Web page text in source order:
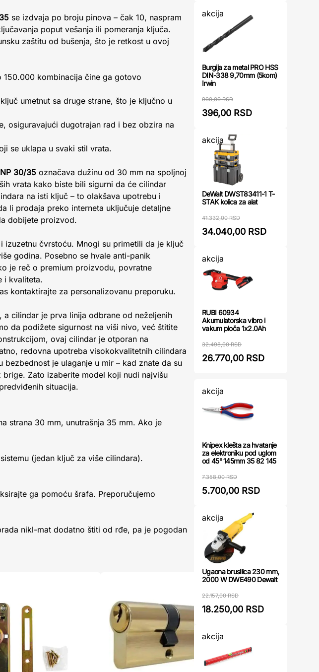
se izdvaja po broju pinova – čak 10, naspram
poput vešanja ili pomeranja ključa.
zaštitu od bušenja, što je retkost u ovoj
kombinacija čine ga gotovo
umetnut sa druge strane, što je ključno u
osiguravajući dugotrajan rad i bez obzira na
se uklapa u svaki stil vrata.
30/35 označava dužinu od 30 mm na spoljnoj
vrata kako biste bili sigurni da će cilindar
na isti ključ – to olakšava upotrebu i
li prodaja preko interneta uključuje detaljne
dobijete proizvod.
izuzetnu čvrstoću. Mnogi su primetili da je ključ
godina. Posebno se hvale anti-panik
je reč o premium proizvodu, povratne
i kvaliteta.
kontaktirajte za personalizovanu preporuku.
cilindar je prva linija odbrane od neželjenih
da podižete sigurnost na viši nivo, već štitite
ovaj cilindar je otporan na
redovna upotreba visokokvalitetnih cilindara
je ulaganje u mir – kad znate da su
Zato izaberite model koji nudi najvišu
situacija.
strana 30 mm, unutrašnja 35 mm. Ako je
(jedan ključ za više cilindara).
ga pomoću šrafa. Preporučujemo
nikl-mat dodatno štiti od rđe, pa je pogodan
akcija
Burgija za metal PRO HSS
DIN-338 9,70mm (5kom)
Irwin
900,00 RSD
396,00 RSD
akcija
DeWalt DWST83411-1 T-
STAK kolica za alat
41.332,00 RSD
34.040,00 RSD
akcija
RUBI 60934
Akumulatorska vibro i
vakum ploča 1x2.0Ah
32.498,00 RSD
26.770,00 RSD
akcija
Knipex klešta za hvatanje
za elektroniku pod uglom
od 45° 145mm 35 82 145
7.358,00 RSD
5.700,00 RSD
akcija
Ugaona brusilica 230 mm,
2000 W DWE490 Dewalt
22.157,00 RSD
18.250,00 RSD
akcija